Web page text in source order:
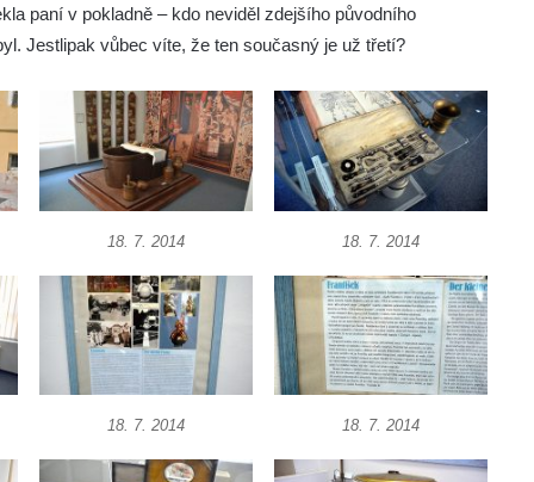
paní v pokladně – kdo neviděl zdejšího původního
Jestlipak vůbec víte, že ten současný je už třetí?
18. 7. 2014 18. 7. 2014
18. 7. 2014 18. 7. 2014